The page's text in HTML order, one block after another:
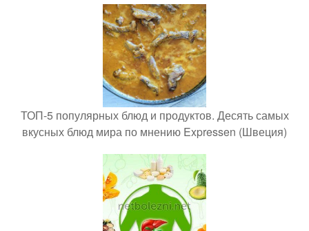
ТОП-5 популярных блюд и продуктов. Десять самых
вкусных блюд мира по мнению Expressen (Швеция)